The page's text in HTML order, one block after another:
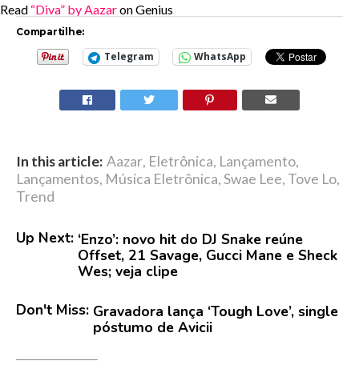
Read “Diva” by Aazaron Genius
Compartilhe:
Telegram WhatsApp
In this article: Aazar, Eletrônica, Lançamento,
Lançamentos, Música Eletrônica,Swae Lee, Tove Lo,
Trend
Up Next: ‘Enzo’: novo hit do DJ Snake reúne
Offset, 21 Savage, Gucci Mane e Sheck
Wes; veja clipe
Don't Miss: Gravadora lança ‘Tough Love’, single
póstumo de Avicii